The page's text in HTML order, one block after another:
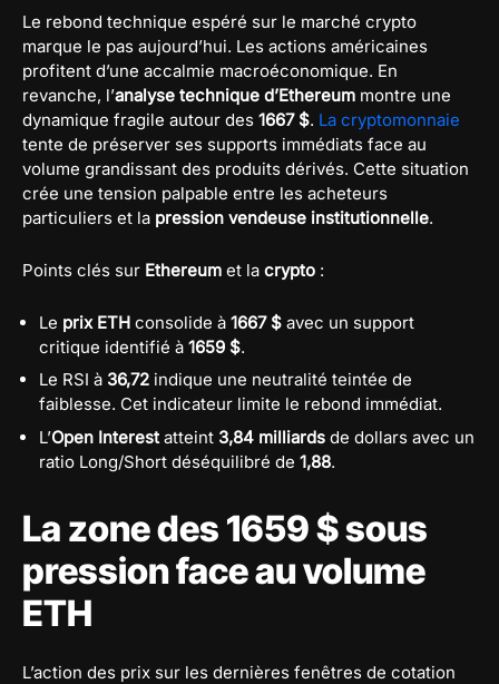
Le rebond technique espéré sur le marché crypto
marque le pas aujourd’hui. Les actions américaines
profitent d’une accalmie macroéconomique. En
revanche, l’analyse technique d’Ethereum montre une
dynamique fragile autour des 1667 $. La cryptomonnaie
tente de préserver ses supports immédiats face au
volume grandissant des produits dérivés. Cette situation
crée une tension palpable entre les acheteurs
particuliers et la pression vendeuse institutionnelle.
Points clés sur Ethereum et la crypto :
Le prix ETH consolide à 1667 $ avec un support
critique identifié à 1659 $.
Le RSI à 36,72 indique une neutralité teintée de
faiblesse. Cet indicateur limite le rebond immédiat.
L’Open Interestatteint 3,84 milliards de dollars avec un
ratio Long/Short déséquilibré de 1,88.
La zone des 1659 $ sous
pression face au volume
ETH
L’action des prix sur les dernières fenêtres de cotation